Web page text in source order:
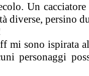
Un
diverse, persino
mi sono ispirata
personaggi